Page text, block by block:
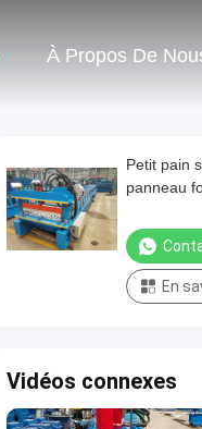
À Propos De
Petit pain
panneau
En
Vidéos connexes